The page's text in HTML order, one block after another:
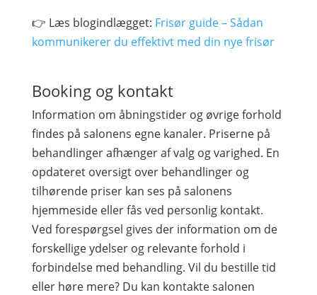
👉 Læs blogindlægget: Frisør guide – Sådan
kommunikerer du effektivt med din nye frisør
Booking og kontakt
Information om åbningstider og øvrige forhold
findes på salonens egne kanaler. Priserne på
behandlinger afhænger af valg og varighed. En
opdateret oversigt over behandlinger og
tilhørende priser kan ses på salonens
hjemmeside eller fås ved personlig kontakt.
Ved forespørgsel gives der information om de
forskellige ydelser og relevante forhold i
forbindelse med behandling. Vil du bestille tid
eller høre mere? Du kan kontakte salonen